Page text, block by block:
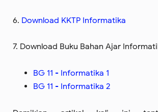
6. Download KKTP Informatika
7. Download Buku Bahan Ajar
BG 11 - Informatika 1
BG 11 - Informatika 2